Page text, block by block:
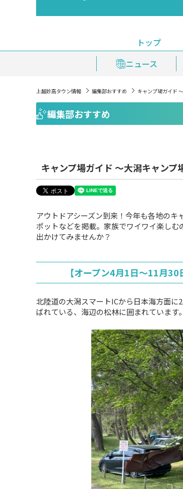
トップ
ニュース
おく
上越妙高タウン情報 編集部おすすめ キャンプ場ガイド
編集部おすすめ
キャンプ場ガイド ～大潟キャンプ
アウトドアシーズン到来！今年も各地の
ポットなどを掲載。家族でワイワイ楽し
出かけてみませんか？
【オープン4月1日～11月
北陸道の大潟スマートICから日本海方面
ばれている、海辺の松林に囲まれています。